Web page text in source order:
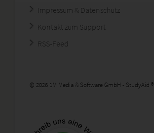
Impressum & Datenschutz
Kontakt zum Support
RSS-Feed
© 2026 1M Media & Software GmbH - StudyAid ®